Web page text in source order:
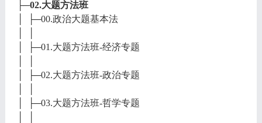
├─02.大题方法班
│ ├─00.政治大题基本法
│ ├─01.大题方法班-经济专题
│ ├─02.大题方法班-政治专题
│ ├─03.大题方法班-哲学专题